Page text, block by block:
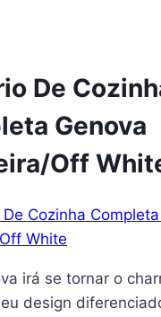
De
Genova
Off
irá se tornar o
design